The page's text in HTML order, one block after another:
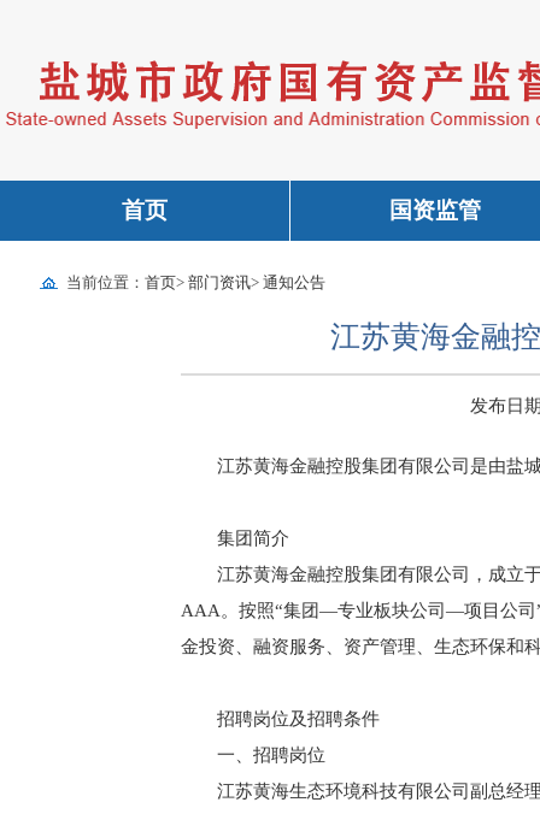
首页 国资监管
当前位置： 首页> 部门资讯> 通知公告
江苏黄海金融
发布日
江苏黄海金融控股集团有限公司是由盐
集团简介
江苏黄海金融控股集团有限公司，成立
AAA。按照“集团—专业板块公司—项目公司
金投资、融资服务、资产管理、生态环保和
招聘岗位及招聘条件
一、招聘岗位
江苏黄海生态环境科技有限公司副总经